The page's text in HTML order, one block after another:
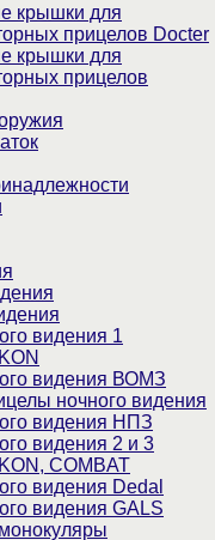
крышки для
прицелов Docter
крышки для
прицелов
видения 1
видения ВОМЗ
ночного видения
видения НПЗ
видения 2 и 3
COMBAT
видения Dedal
видения GALS